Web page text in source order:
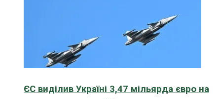
ЄС виділив Україні 3,47 мільярда євро на